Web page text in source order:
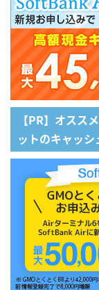
【PR】オスス
ットのキャッ